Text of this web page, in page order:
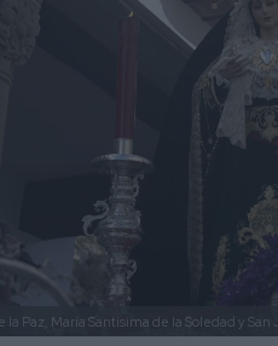
la Paz, María Santísima de la Soledad y